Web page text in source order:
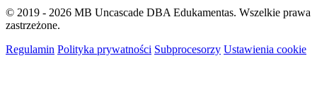
© 2019 - 2026 MB Uncascade DBA Edukamentas. Wszelkie prawa
zastrzeżone.
Regulamin Polityka prywatności Subprocesorzy Ustawienia cookie